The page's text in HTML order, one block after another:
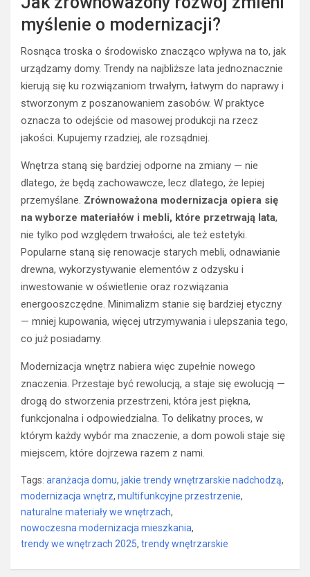
myślenie o modernizacji?
Rosnąca troska o środowisko znacząco wpływa na to, jak
urządzamy domy. Trendy na najbliższe lata jednoznacznie
kierują się ku rozwiązaniom trwałym, łatwym do naprawy i
stworzonym z poszanowaniem zasobów. W praktyce
oznacza to odejście od masowej produkcji na rzecz
jakości. Kupujemy rzadziej, ale rozsądniej.
Wnętrza staną się bardziej odporne na zmiany — nie
dlatego, że będą zachowawcze, lecz dlatego, że lepiej
przemyślane. Zrównoważona modernizacja opiera się
na wyborze materiałów i mebli, które przetrwają lata,
nie tylko pod względem trwałości, ale też estetyki.
Popularne staną się renowacje starych mebli, odnawianie
drewna, wykorzystywanie elementów z odzysku i
inwestowanie w oświetlenie oraz rozwiązania
energooszczędne. Minimalizm stanie się bardziej etyczny
— mniej kupowania, więcej utrzymywania i ulepszania tego,
co już posiadamy.
Modernizacja wnętrz nabiera więc zupełnie nowego
znaczenia. Przestaje być rewolucją, a staje się ewolucją —
drogą do stworzenia przestrzeni, która jest piękna,
funkcjonalna i odpowiedzialna. To delikatny proces, w
którym każdy wybór ma znaczenie, a dom powoli staje się
miejscem, które dojrzewa razem z nami.
Tags: aranżacja domu, jakie trendy wnętrzarskie nadchodzą,
modernizacja wnętrz, multifunkcyjne przestrzenie,
naturalne materiały we wnętrzach,
nowoczesna modernizacja mieszkania,
trendy we wnętrzach 2025, trendy wnętrzarskie